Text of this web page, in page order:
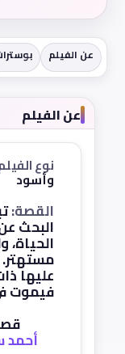
عن الفيلم
عن الفيلم
نوع
وأسود
القصة:
البحث
مستهتر.
عليها
فيموت
أحمد